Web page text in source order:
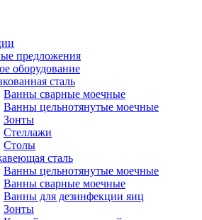
предложения
оборудование
сталь
Ванны сварные моечные
Ванны цельнотянутые моечные
Зонты
Стеллажи
Столы
сталь
Ванны цельнотянутые моечные
Ванны сварные моечные
Ванны для дезинфекции яиц
Зонты